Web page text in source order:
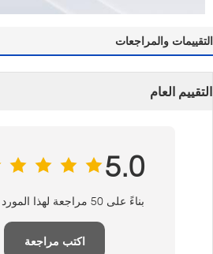
التقييمات والمراجعات
التقييم العام
5.0
بناءً على 50 مراجعة لهذا المورد
اكتب مراجعة